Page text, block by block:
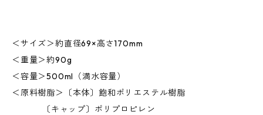
＜サイズ＞約直径69×高さ170mm
＜重量＞約90g
＜容量＞500ml（満水容量）
＜原料樹脂＞〔本体〕飽和ポリエステル樹脂
〔キャップ〕ポリプロピレン